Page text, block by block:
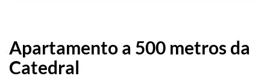
Apartamento a 500 metros da
Catedral